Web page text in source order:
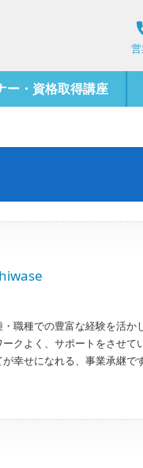
ー・資格取得講座
職種での豊富な経験を活か
クよく、サポートをさせて
幸せになれる、事業承継で